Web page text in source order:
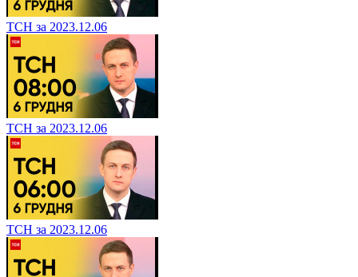
ТСН за 2023.12.06
ТСН за 2023.12.06
ТСН за 2023.12.06